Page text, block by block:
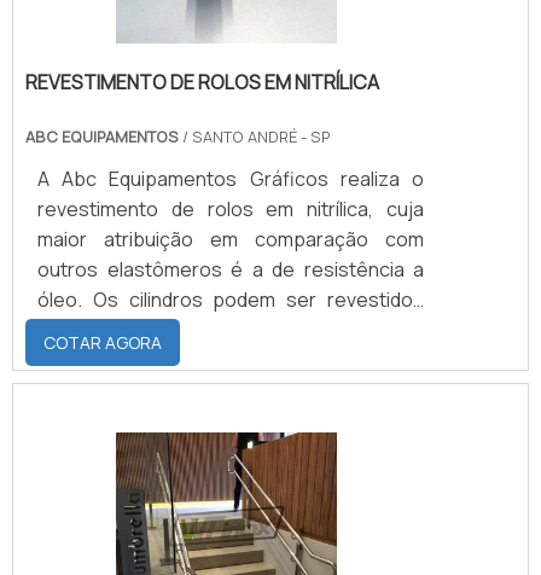
REVESTIMENTO DE ROLOS EM NITRÍLICA
ABC EQUIPAMENTOS / SANTO ANDRÉ - SP
A Abc Equipamentos Gráficos realiza o
revestimento de rolos em nitrílica, cuja
maior atribuição em comparação com
outros elastômeros é a de resistência a
óleo. Os cilindros podem ser revestidos
com dureza de 20 a 95 shores, podendo
operar em temperaturas mínimas de -30°C
e temperaturas máximas de
REVESTIMENTOO revestimento apresenta
como características a excelente
resistência a abrasão e boa aderência aos
metais, boa resistência ao rasgamento,
COTAR AGORA